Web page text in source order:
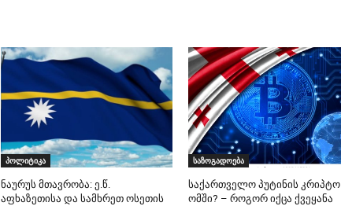
პოლიტიკა
ნაურუს მთავრობა: ე.წ.
აფხაზეთისა და სამხრეთ ოსეთის
საზოგადოება
საქართველო პუტინის კრიპტო
ომში? – როგორ იქცა ქვეყანა